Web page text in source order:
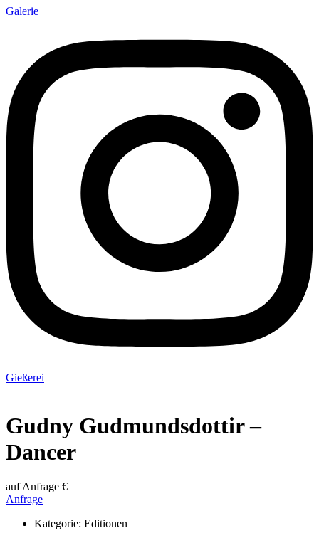
Galerie
Gießerei
Gudny Gudmundsdottir –
Dancer
auf Anfrage €
Anfrage
Kategorie: Editionen